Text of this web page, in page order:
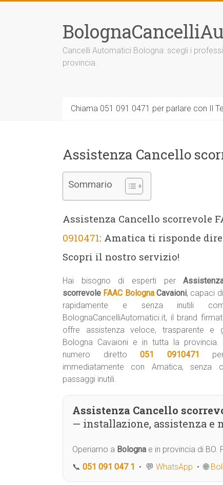
Cancelli Automatici Bologna: scegli i
provincia.
Chiama 051 091 0471 per parlare con Il
Assistenza Cancello
Sommario
Assistenza Cancello scorrevole
0910471: Amatica ti risponde
Scopri il nostro servizio!
Hai bisogno di esperti per
scorrevole FAAC BolognaCavaioni, capaci
rapidamente e senza inutili
BolognaCancelliAutomatici.it, il brand
offre assistenza veloce, trasparente e
Bologna Cavaioni e in tutta la provincia.
numero diretto051 0910471
immediatamente con Amatica, senza
passaggi inutili.
Assistenza Cancello
— installazione, assistenza e
Operiamo a Bologna e in provincia di
📞 051 091 047 1 • 💬 WhatsApp • 🌐